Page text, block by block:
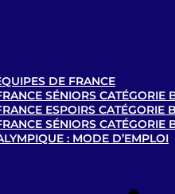
DE FRANCE
SÉNIORS CATÉGORIE
ESPOIRS CATÉGORIE
SÉNIORS CATÉGORIE
: MODE D’EMPLOI